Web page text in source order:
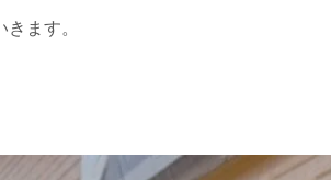
ます。